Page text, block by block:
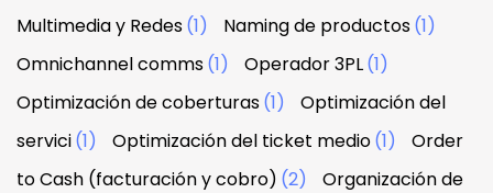
Multimedia y Redes(1) Naming de productos(1)
Omnichannel comms(1) Operador 3PL(1)
Optimización de coberturas(1)
Optimización del
servici(1) Optimización del ticket medio(1)
Order
to Cash (facturación y cobro) (2)
Organización de